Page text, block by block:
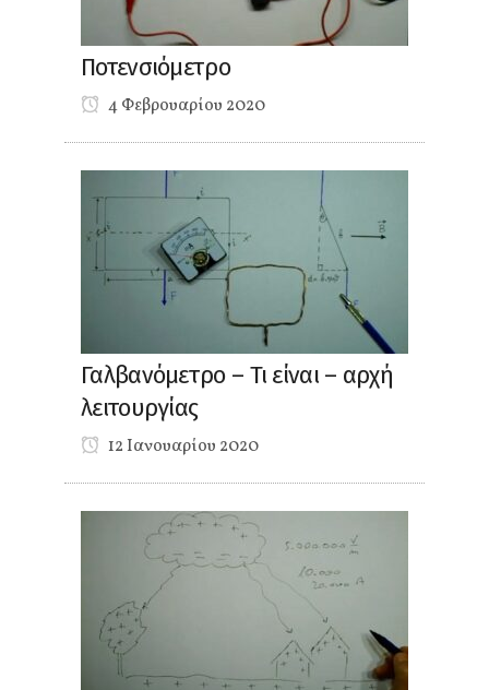
Ποτενσιόμετρο
4 Φεβρουαρίου 2020
Γαλβανόμετρο – Τι είναι – αρχή
λειτουργίας
12 Ιανουαρίου 2020